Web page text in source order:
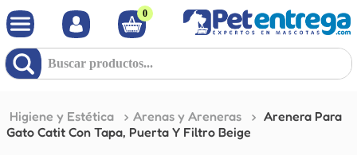
0
Buscar productos...
Higiene y Estética Arenas y Areneras
Arenera Para
Gato Catit Con Tapa, Puerta Y Filtro Beige